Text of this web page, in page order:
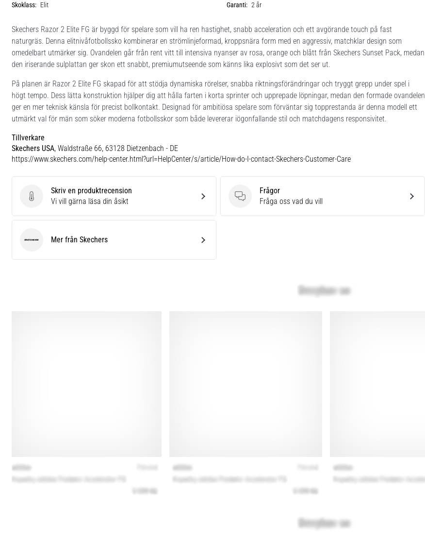
Skoklass: Elit Garanti: 2 år
Skechers Razor 2 Elite FG är byggd för spelare som vill ha ren hastighet, snabb acceleration och ett avgörande touch på fast
naturgräs. Denna elitnivåfotbollssko kombinerar en strömlinjeformad, kroppsnära form med en aggressiv, matchklar design som
omedelbart utmärker sig. Ovandelen går från rent vitt till intensiva nyanser av rosa, orange och blått från Skechers Sunset Pack, medan
den iriserande sulplattan ger skon ett snabbt, premiumutseende som känns lika explosivt som det ser ut.
På planen är Razor 2 Elite FG skapad för att stödja dynamiska rörelser, snabba riktningsförändringar och tryggt grepp under spel i
högt tempo. Dess lätta konstruktion hjälper dig att hålla farten i korta sprinter och upprepade löpningar, medan den formade ovandelen
ger en mer teknisk känsla för precist bollkontakt. Designad för ambitiösa spelare som förväntar sig topprestanda är denna modell ett
utmärkt val för män som söker moderna fotbollsskor som både levererar iögonfallande stil och matchdagens responsivitet.
Tillverkare
Skechers USA, Waldstraße 66, 63128 Dietzenbach - DE
https://www.skechers.com/help-center.html?url=HelpCenter/s/article/How-do-I-contact-Skechers-Customer-Care
Skriv en produktrecension
Skriv en produktrecension
Vi vill gärna läsa din åsikt
Frågor
Frågor
Fråga oss vad du vill
SkechersMer från Skechers